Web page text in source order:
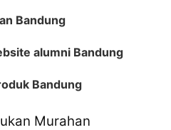
Bandung
alumni Bandung
Bandung
Murahan